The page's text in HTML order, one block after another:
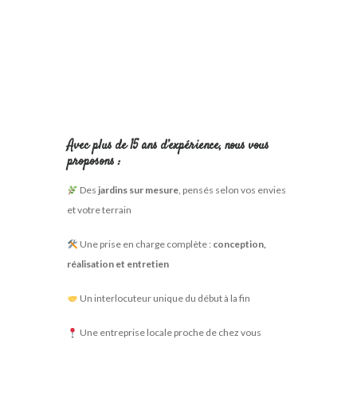
Avec plus de 15 ans d’expérience, nous vous
proposons :
Des jardins sur mesure, pensés selon vos envies
et votre terrain
Une prise en charge complète : conception,
réalisation et entretien
Un interlocuteur unique du début à la fin
Une entreprise locale proche de chez vous